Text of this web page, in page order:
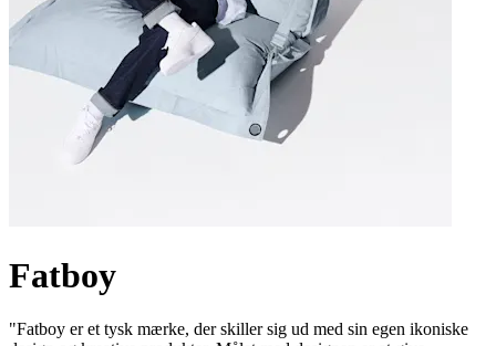
Fatboy
"Fatboy er et tysk mærke, der skiller sig ud med sin egen ikoniske